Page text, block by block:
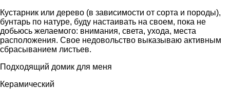
Кустарник или дерево (в зависимости от сорта и породы),
бунтарь по натуре, буду настаивать на своем, пока не
добьюсь желаемого: внимания, света, ухода, места
расположения. Свое недовольство выказываю активным
сбрасыванием листьев.
Подходящий домик для меня
Керамический